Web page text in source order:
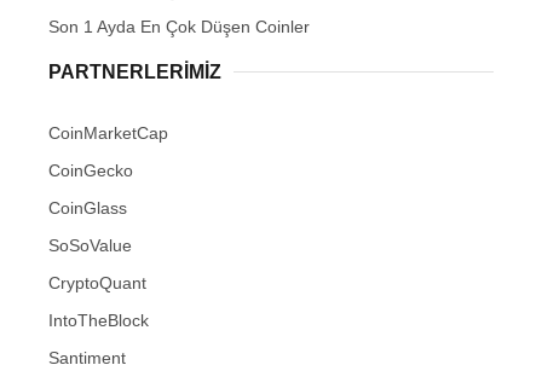
Son 1 Ayda En Çok Düşen Coinler
PARTNERLERIMIZ
CoinMarketCap
CoinGecko
CoinGlass
SoSoValue
CryptoQuant
IntoTheBlock
Santiment